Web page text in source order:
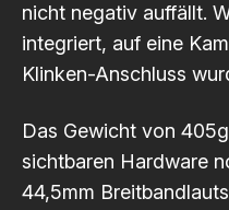
nicht negativ auffällt.
integriert, auf eine
Klinken-Anschluss
Das Gewicht von
sichtbaren Hardware
44,5mm